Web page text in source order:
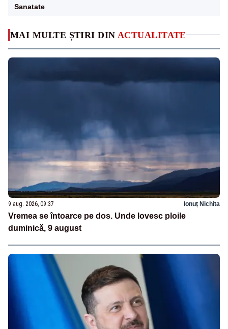
MAI MULTE ȘTIRI DIN ACTUALITATE
9 aug. 2026, 09:37 Ionuț Nichita
Vremea se întoarce pe dos. Unde lovesc ploile
duminică, 9 august
Sanatate